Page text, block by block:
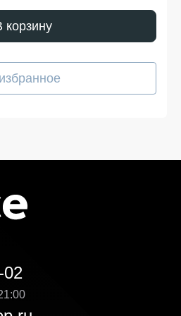
C55 в iSpace
стремящихся сэкономить,
нас вы всегда можете
цену, отличные условия
или при получении.
рассрочка, условия
на странице товара.
без скрытых доплат. Цена
на сайте, является
навязанных услуг и
Мы делаем всё,
была действительно
корзину
02